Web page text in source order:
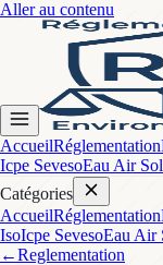
Aller au contenu
AccueilRéglementation
Icpe SevesoEau Air Sol
Catégories
AccueilRéglementation
IsoIcpe SevesoEau Air
←Reglementation